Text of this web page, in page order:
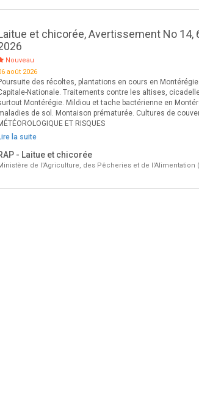
et chicorée, Avertissement No 14,
Nouveau
août 2026
des récoltes, plantations en cours en
Nationale. Traitements contre les altises,
Montérégie. Mildiou et tache bactérienne en
de sol. Montaison prématurée. Cultures de
ET RISQUES
la suite
- Laitue et chicorée
de l'Agriculture, des Pêcheries et de l'Alimentation